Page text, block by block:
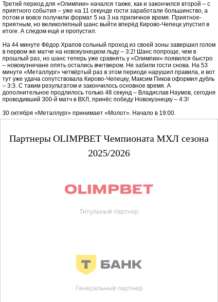
Третий период для «Олимпии» начался также, как и закончился второй – с
приятного события – уже на 11 секунде гости заработали большинство, а
потом и вовсе получили формат 5 на 3 на приличное время. Приятное-
приятным, но великолепный шанс выйти вперёд Кирово-Чепецк упустил в
итоге. А следом ещё и пропустил.
На 44 минуте Фёдор Храпов сольный проход из своей зоны завершил голом
в первом же матче на новокузнецком льду – 3:2! Шанс попроще, чем в
прошлый раз, но шанс теперь уже сравнять у «Олимпии» появился быстро
– новокузнечане опять остались вчетвером. Не забили гости снова. На 53
минуте «Металлург» четвёртый раз в этом периоде нарушил правила, и вот
тут уже удача сопутствовала Кирово-Чепецку, Максим Пиков оформил дубль
– 3:3. С таким результатом и закончилось основное время. А
дополнительное продлилось только 48 секунд – Владислав Наумов, сегодня
проводивший 300-й матч в ВХЛ, принёс победу Новокузнецку – 4:3!
30 октября «Металлург» принимает «Молот». Начало в 19:00.
Партнеры OLIMPBET Чемпионата МХЛ сезона
2025/2026